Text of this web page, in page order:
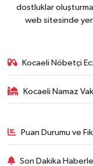
dostluklar
web sitesinde
Kocaeli Nöbetçi
Kocaeli Namaz
Puan Durumu ve
Son Dakika